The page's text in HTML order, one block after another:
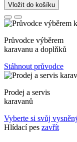
Vložit do košíku
Průvodce výběrem
karavanu a doplňků
Stáhnout průvodce
Prodej a servis
karavanů
Vyberte si svůj
Hlídací pes zavřít